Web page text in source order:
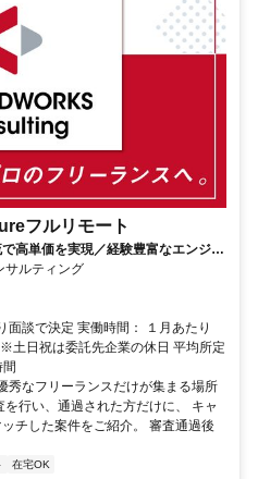
フルリモート
高単価を実現／経験豊富なエンジニ
有
サルティング
面談で決定 実働時間： １月あたり
土日祝は委託先企業の休日 平均所定
秀なフリーランスだけが集まる場所
行い、通過された方だけに、 キャ
チした案件をご紹介。 審査通過後
在宅OK